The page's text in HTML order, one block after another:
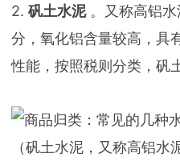
2.矾土水泥 。又称高铝
分，氧化铝含量较高，具
性能，按照税则分类，矾
（矾土水泥，又称高铝水